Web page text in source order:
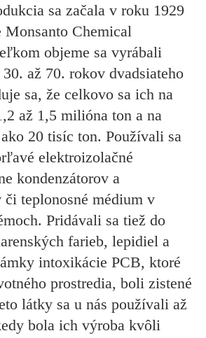
sa začala v roku 1929
Chemical
objeme sa vyrábali
až 70. rokov dvadsiateho
sa, že celkovo sa ich na
až 1,5 milióna ton a na
20 tisíc ton. Používali sa
elektroizolačné
kondenzátorov a
či teplonosné médium v
Pridávali sa tiež do
farieb, lepidiel a
intoxikácie PCB, ktoré
prostredia, boli zistené
látky sa u nás používali až
bola ich výroba kvôli